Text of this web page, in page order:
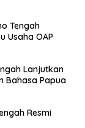
Tengah
Usaha OAP
Lanjutkan
Bahasa Papua
Resmi